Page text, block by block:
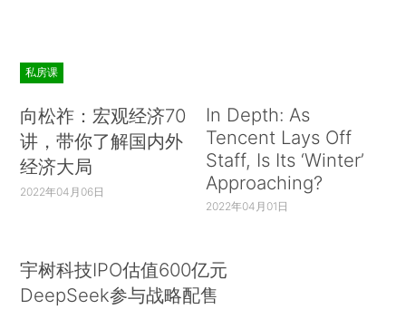
私房课
向松祚：宏观经济70
讲，带你了解国内外
经济大局
2022年04月06日
In Depth: As
Tencent Lays Off
Staff, Is Its ‘Winter’
Approaching?
2022年04月01日
宇树科技IPO估值600亿元
DeepSeek参与战略配售